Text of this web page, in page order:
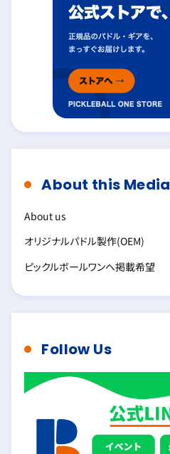
About this Media
About us
オリジナルパドル製作(OEM)
ピックルボールワンへ掲載希望
Follow Us